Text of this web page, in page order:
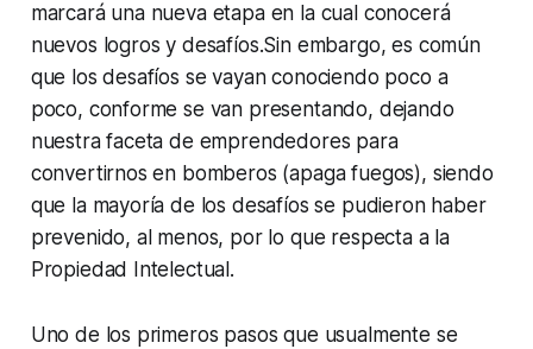
marcará una nueva etapa en la cual conocerá
nuevos logros y desafíos.Sin embargo, es común
que los desafíos se vayan conociendo poco a
poco, conforme se van presentando, dejando
nuestra faceta de emprendedores para
convertirnos en bomberos (apaga fuegos), siendo
que la mayoría de los desafíos se pudieron haber
prevenido, al menos, por lo que respecta a la
Propiedad Intelectual.
Uno de los primeros pasos que usualmente se